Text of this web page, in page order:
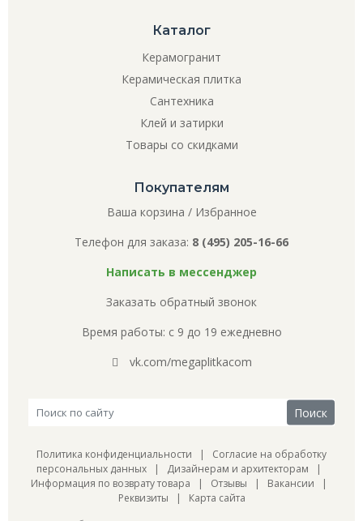
Каталог
Керамогранит
Керамическая плитка
Сантехника
Клей и затирки
Товары со скидками
Покупателям
Ваша корзина / Избранное
Телефон для заказа: 8 (495) 205-16-66
Написать в мессенджер
Заказать обратный звонок
Время работы: с 9 до 19 ежедневно
vk.com/megaplitkacom
Политика конфиденциальности | Согласие на обработку
персональных данных | Дизайнерам и архитекторам |
Информация по возврату товара | Отзывы | Вакансии |
Реквизиты | Карта сайта